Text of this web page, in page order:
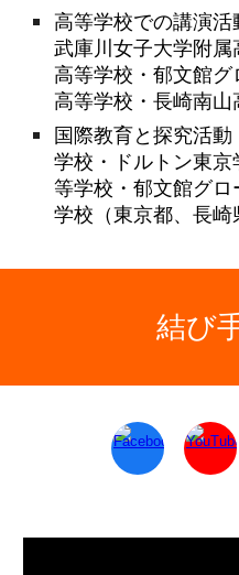
高等学校での講演活
武庫川女子大学附
高等学校・郁文館
高等学校・長崎南山
国際教育と探究活動
学校・ドルトン東
等学校・郁文館グ
学校（東京都、長崎
結び